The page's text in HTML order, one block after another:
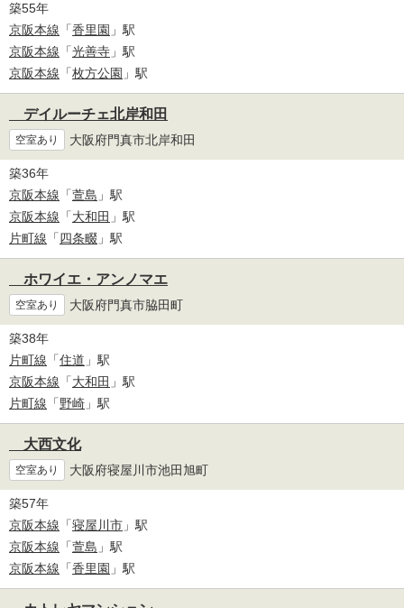
築55年
京阪本線 「香里園 」駅
京阪本線 「光善寺 」駅
京阪本線 「枚方公園 」駅
デイルーチェ北岸和田
空室あり 大阪府門真市北岸和田
築36年
京阪本線 「萱島 」駅
京阪本線 「大和田 」駅
片町線 「四条畷 」駅
ホワイエ・アンノマエ
空室あり 大阪府門真市脇田町
築38年
片町線 「住道 」駅
京阪本線 「大和田 」駅
片町線 「野崎 」駅
大西文化
空室あり 大阪府寝屋川市池田旭町
築57年
京阪本線 「寝屋川市 」駅
京阪本線 「萱島 」駅
京阪本線 「香里園 」駅